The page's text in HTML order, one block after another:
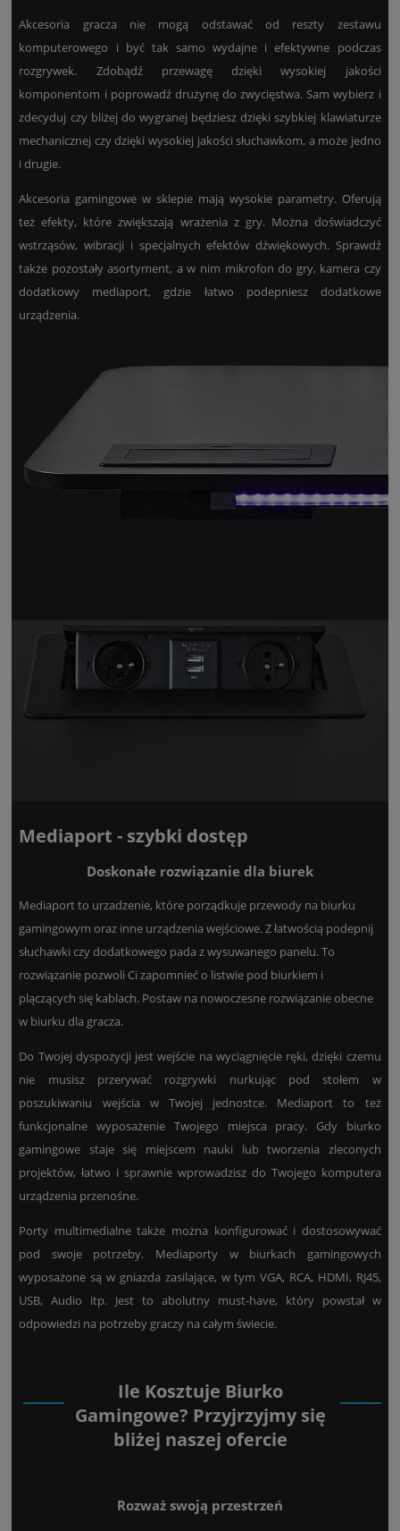
Akcesoria gracza nie mogą odstawać od reszty zestawu
komputerowego i być tak samo wydajne i efektywne podczas
rozgrywek. Zdobądź przewagę dzięki wysokiej jakości
komponentom i poprowadź drużynę do zwycięstwa. Sam wybierz i
zdecyduj czy bliżej do wygranej będziesz dzięki szybkiej klawiaturze
mechanicznej czy dzięki wysokiej jakości słuchawkom, a może jedno
i drugie.
Akcesoria gamingowe w sklepie mają wysokie parametry. Oferują
też efekty, które zwiększają wrażenia z gry. Można doświadczyć
wstrząsów, wibracji i specjalnych efektów dźwiękowych. Sprawdź
także pozostały asortyment, a w nim mikrofon do gry, kamera czy
dodatkowy mediaport, gdzie łatwo podepniesz dodatkowe
urządzenia.
Mediaport - szybki dostęp
Doskonałe rozwiązanie dla biurek
Mediaport to urzadzenie, które porządkuje przewody na biurku
gamingowym oraz inne urządzenia wejściowe. Z łatwością podepnij
słuchawki czy dodatkowego pada z wysuwanego panelu. To
rozwiązanie pozwoli Ci zapomnieć o listwie pod biurkiem i
plączących się kablach. Postaw na nowoczesne rozwiązanie obecne
w biurku dla gracza.
Do Twojej dyspozycji jest wejście na wyciągnięcie ręki, dzięki czemu
nie musisz przerywać rozgrywki nurkując pod stołem w
poszukiwaniu wejścia w Twojej jednostce. Mediaport to też
funkcjonalne wyposażenie Twojego miejsca pracy. Gdy biurko
gamingowe staje się miejscem nauki lub tworzenia zleconych
projektów, łatwo i sprawnie wprowadzisz do Twojego komputera
urządzenia przenośne.
Porty multimedialne także można konfigurować i dostosowywać
pod swoje potrzeby. Mediaporty w biurkach gamingowych
wyposażone są w gniazda zasilające, w tym VGA, RCA, HDMI, RJ45,
USB, Audio itp. Jest to abolutny must-have, który powstał w
odpowiedzi na potrzeby graczy na całym świecie.
Ile Kosztuje Biurko
Gamingowe? Przyjrzyjmy się
bliżej naszej ofercie
Rozważ swoją przestrzeń